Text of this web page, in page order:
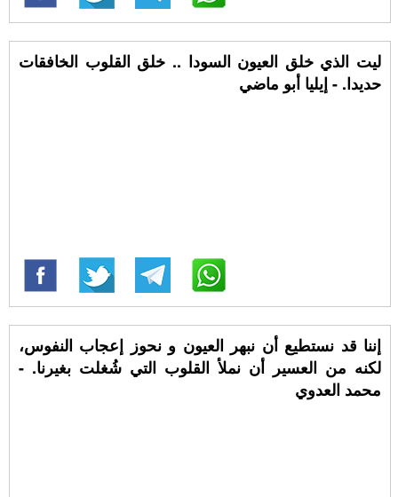
ليت الذي خلق العيون السودا .. خلق القلوب الخافقات
حديدا. - إيليا أبو ماضي
إننا قد نستطيع أن نبهر العيون و نحوز إعجاب النفوس،
لكنه من العسير أن نملأ القلوب التي شُغلت بغيرنا. -
محمد العدوي